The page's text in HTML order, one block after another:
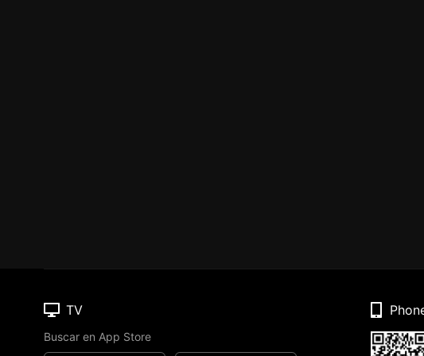
TV
Buscar en App Store